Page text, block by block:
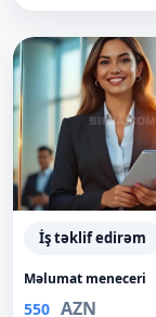
İş təklif edirəm
Məlumat meneceri
550 AZN